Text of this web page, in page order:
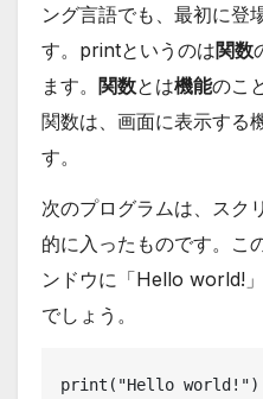
ング言語でも、最初に登
す。printというのは関数
ます。 関数とは機能のこ
関数は、画面に表示する
す。
次のプログラムは、スク
的に入ったものです。こ
ンドウに「Hello world!
でしょう。
print("Hello world!")